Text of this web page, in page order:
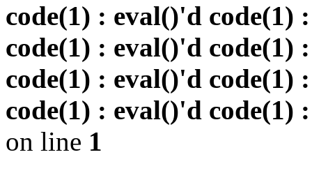
code(1) : eval()'d code(1)
code(1) : eval()'d code(1)
code(1) : eval()'d code(1)
code(1) : eval()'d code(1)
on line 1